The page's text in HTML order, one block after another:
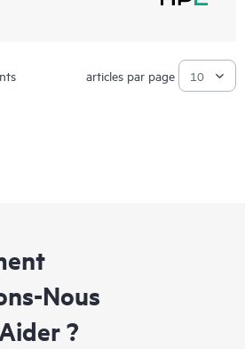
articles par page
Nous
?